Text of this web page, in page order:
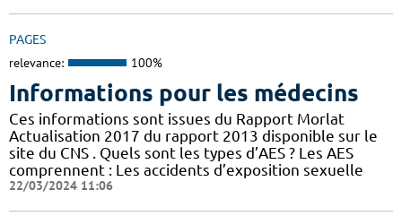
PAGES
relevance: 100%
Informations pour les médecins
Ces informations sont issues du Rapport Morlat
Actualisation 2017 du rapport 2013 disponible sur le
site du CNS . Quels sont les types d’AES ? Les AES
comprennent : Les accidents d’exposition sexuelle
22/03/2024 11:06